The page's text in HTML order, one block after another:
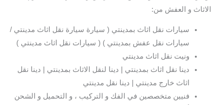
الاثاث و العفش من:
سيارات نقل اثاث بمدينتي ( سيارة سيارة نقل اثاث مدينتي /
سيارات نقل عفش بمدينتي ) ( سيارات نقل اثاث مدينتي )
ونيت نقل اثاث مدينتي
دينا نقل اثاث بمدينتي | دينا لنقل الاثاث بمدينتي | دينا نقل
اثاث خارج مدينتي | دينا نقل مدينتي
فنيين متخصصين في الفك و التركيب ، و التحميل و الشحن